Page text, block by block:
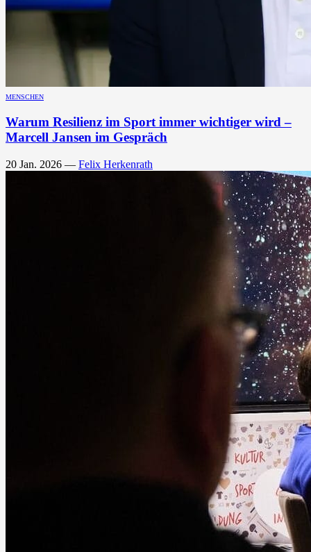
MENSCHEN
Warum Resilienz im Sport immer wichtiger wird –
Marcell Jansen im Gespräch
20 Jan. 2026 — Felix Herkenrath